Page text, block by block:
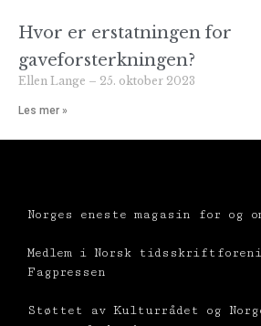
Hvor er erstatningen for
gaveforsterkningen?
Ellen Lange 25. oktober 2023
Les mer »
Norges eneste magasin for og
Medlem i Norsk
Fagpressen
Støttet av Kulturrådet og